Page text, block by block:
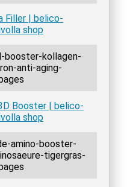
Filler | belico-
shop
kollagen-
anti-aging-
Booster | belico-
shop
amino-booster-
tigergras-